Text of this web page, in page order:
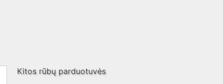
Kitos rūbų parduotuvės